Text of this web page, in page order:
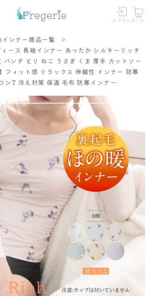
ログイン カート
インナー商品一覧
ース 長袖インナー あったか シルキーリッチ
ンダ とり ねこ うさぎ くま 厚手 カットソー
フィット感 リラックス 伸縮性 インナー 防寒
ンT 冷え対策 保温 毛布 防寒インナー